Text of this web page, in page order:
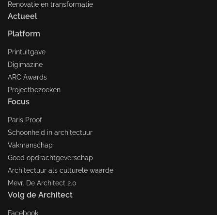
Renovatie en transformatie
Actueel
Platform
Printuitgave
Digimazine
ARC Awards
Projectbezoeken
Focus
Paris Proof
Schoonheid in architectuur
Vakmanschap
Goed opdrachtgeverschap
Architectuur als culturele waarde
Mevr. De Architect 2.0
Volg de Architect
Facebook